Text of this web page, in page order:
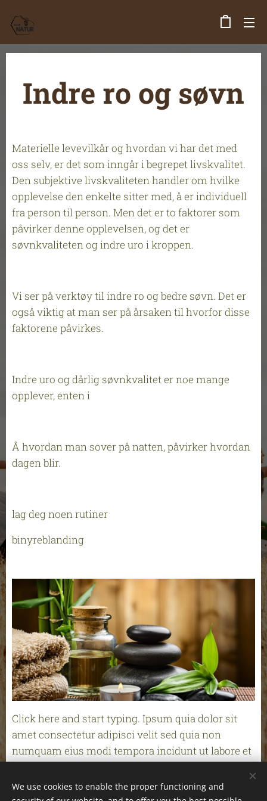
Indre ro og søvn
Materielle levevilkår og hvordan vi har det med
oss selv, er det som inngår i begrepet livskvalitet.
Den subjektive livskvaliteten handler om hvilke
opplevelse den enkelte sitter med, å er individuell
fra person til person. Men det er to faktorer som
påvirker denne opplevelsen, og det er
søvnkvaliteten og indre uro i kroppen.
Vi ser på verktøy til indre ro og bedre søvn. Det er
også viktig at man ser på årsaken til hvorfor disse
faktorene påvirkes.
Indre uro og dårlig søvnkvalitet er noe mange
opplever, enten i
Å hvordan man sover på natten, påvirker hvordan
dagen blir.
lag deg noen rutiner
binyreblanding
Click here and start typing. Ipsum quia dolor sit
amet consectetur adipisci velit sed quia non
numquam eius modi tempora incidunt ut labore et
We use cookies to enable the proper functioning and